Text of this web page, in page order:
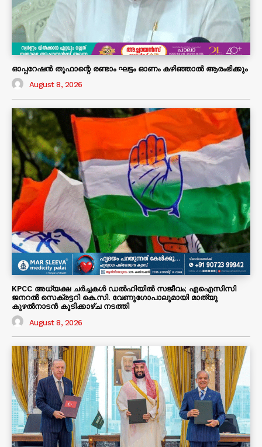
ഓപ്പറേഷൻ തൂഫാന്റെ രണ്ടാം ഘട്ടം ഓണം കഴിഞ്ഞാൽ ആരംഭിക്കും
August 8, 2026
KPCC അധ്യക്ഷ ചർച്ചകൾ ഡൽഹിയിൽ സജീവം; എഐസിസി
ജനറൽ സെക്രട്ടറി കെ.സി. വേണുഗോപാലുമായി മാത്യു
കുഴൽനാടൻ കൂടിക്കാഴ്ച നടത്തി
August 8, 2026